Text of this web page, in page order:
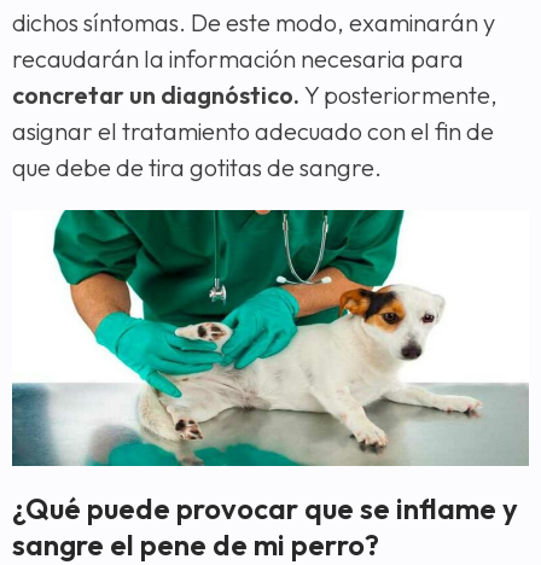
dichos síntomas. De este modo, examinarán y
recaudarán la información necesaria para
concretar un diagnóstico. Y posteriormente,
asignar el tratamiento adecuado con el fin de
que debe de tira gotitas de sangre.
¿Qué puede provocar que se inflame y
sangre el pene de mi perro?